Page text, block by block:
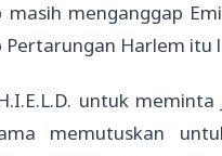
masih menganggap
Harlem itu
untuk
memutuskan